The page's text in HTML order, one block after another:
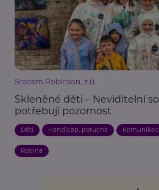
Srdcem Robinson, z.ú.
Skleněné děti – Neviditelní
potřebují pozornost
Děti Handicap, porucha
Rodina